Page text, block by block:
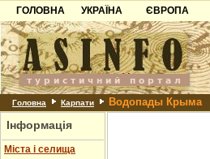
ГОЛОВНА
УКРАЇНА
Карпати
Азов
Причорноморря
Шацьк
ЄВРОПА
Чорногорія
Хорватія
Болгарія
Албанія
Головна Карпати Водопады Крыма
Інформація
Міста і селища